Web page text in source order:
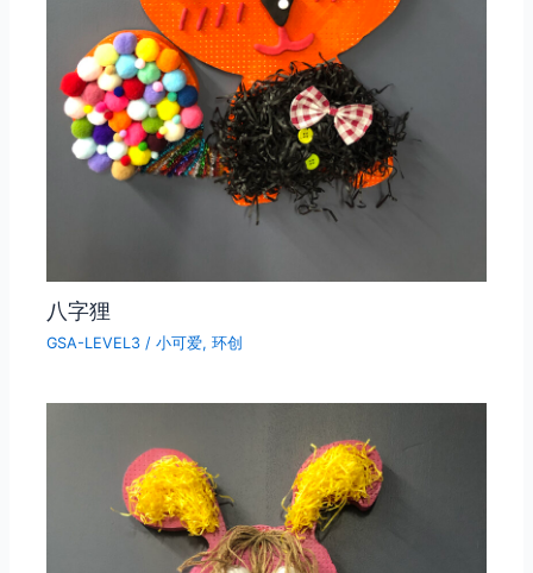
八字狸
GSA-LEVEL3 /小可爱,环创